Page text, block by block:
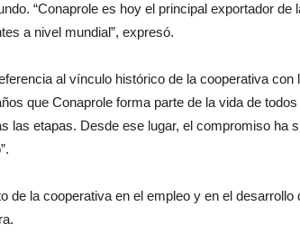
“Conaprole es hoy el principal exportador de
a nivel mundial”, expresó.
al vínculo histórico de la cooperativa con
que Conaprole forma parte de la vida de
las etapas. Desde ese lugar, el compromiso ha
de la cooperativa en el empleo y en el desarrollo